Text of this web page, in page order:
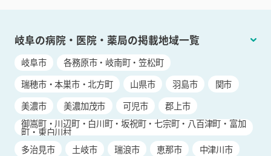
岐阜の病院・医院・薬局の掲載地域一覧
岐阜市
各務原市・岐南町・笠松町
瑞穂市・本巣市・北方町
山県市 羽島市
関市
美濃市
美濃加茂市 可児市
郡上市
御嵩町・川辺町・白川町・坂祝町・七宗町・八百津町・富加
町・東白川村
多治見市
土岐市 瑞浪市 恵那市
中津川市